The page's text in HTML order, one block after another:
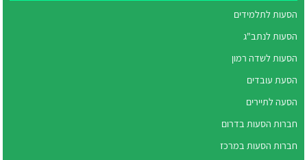
הסעות לתלמידים
הסעות לנתב"ג
הסעות לשדה רמון
הסעת עובדים
הסעה לתיירים
חברות הסעות בדרום
חברות הסעות במרכז